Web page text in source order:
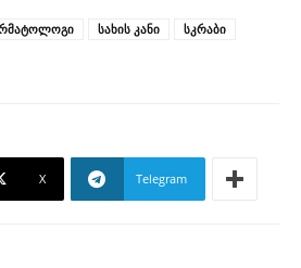
სახის კანი
სკრაბი
X Telegram